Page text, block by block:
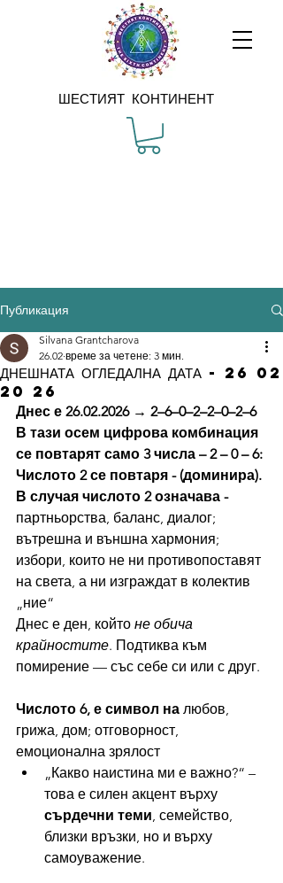
ШЕСТИЯТ КОНТИНЕНТ
Публикация
ДНЕШНАТА ОГЛЕДАЛНА ДАТА - 26 02
20 26
Silvana Grantcharova
26.02 време за четене: 3 мин.
Днес е 26.02.2026 → 2–6–0–2–2–0–2–6
В тази осем цифрова комбинация
се повтарят само 3 числа – 2 – 0 – 6:
Числото 2 се повтаря - (доминира).
В случая числото 2 означава -
партньорства, баланс, диалог;
вътрешна и външна хармония;
избори, които не ни противопоставят
на света, а ни изграждат в колектив
„ние“
Днес е ден, който не обича
крайностите. Подтиква към
помирение — със себе си или с друг.
Числото 6, е символ на любов,
грижа, дом; отговорност,
емоционална зрялост
„Какво наистина ми е важно?“ –
това е силен акцент върху
сърдечни теми, семейство,
близки връзки, но и върху
самоуважение.